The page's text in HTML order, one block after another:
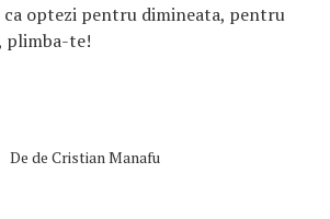
optezi pentru dimineata, pentru
plimba-te!
De de Cristian Manafu